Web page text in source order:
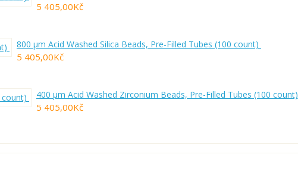
5 405,00Kč
800 µm Acid Washed Silica Beads, Pre-Filled Tubes (100 count)
5 405,00Kč
400 µm Acid Washed Zirconium Beads, Pre-Filled Tubes (100 count)
5 405,00Kč